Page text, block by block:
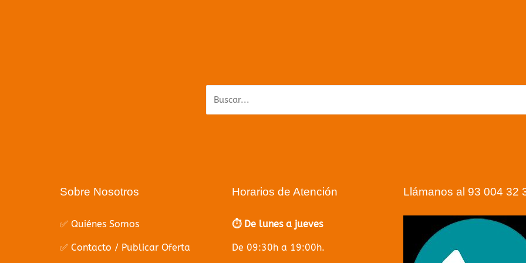
Sobre Nosotros
✅ Quiénes Somos
✅ Contacto / Publicar Oferta
Horarios de Atención
⏱️ De lunes a jueves
De 09:30h a 19:00h.
Llámanos al 93 004 32